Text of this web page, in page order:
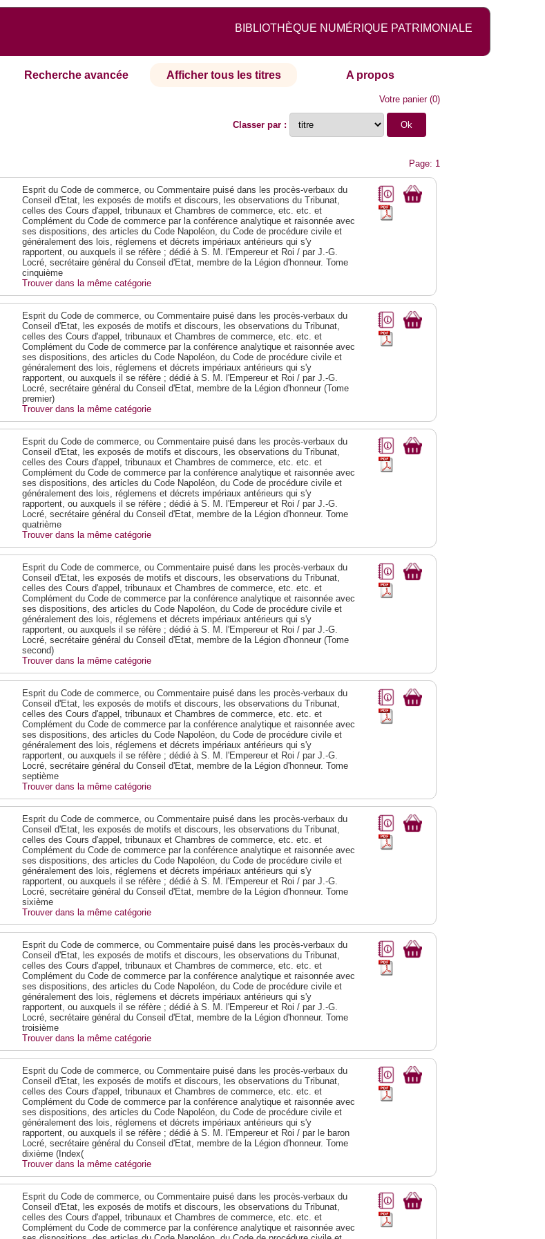
BIBLIOTHÈQUE NUMÉRIQUE PATRIMONIALE
Recherche avancée Afficher tous les titres A propos
Votre panier(0)
Classer par :
Page: 1
Esprit du Code de commerce, ou Commentaire puisé dans les procès-verbaux du
Conseil d'Etat, les exposés de motifs et discours, les observations du Tribunat,
celles des Cours d'appel, tribunaux et Chambres de commerce, etc. etc. et
Complément du Code de commerce par la conférence analytique et raisonnée avec
ses dispositions, des articles du Code Napoléon, du Code de procédure civile et
généralement des lois, réglemens et décrets impériaux antérieurs qui s'y
rapportent, ou auxquels il se réfère ; dédié à S. M. l'Empereur et Roi / par J.-G.
Locré, secrétaire général du Conseil d'Etat, membre de la Légion d'honneur. Tome
cinquième
Trouver dans la même catégorie
Esprit du Code de commerce, ou Commentaire puisé dans les procès-verbaux du
Conseil d'Etat, les exposés de motifs et discours, les observations du Tribunat,
celles des Cours d'appel, tribunaux et Chambres de commerce, etc. etc. et
Complément du Code de commerce par la conférence analytique et raisonnée avec
ses dispositions, des articles du Code Napoléon, du Code de procédure civile et
généralement des lois, réglemens et décrets impériaux antérieurs qui s'y
rapportent, ou auxquels il se réfère ; dédié à S. M. l'Empereur et Roi / par J.-G.
Locré, secrétaire général du Conseil d'Etat, membre de la Légion d'honneur (Tome
premier)
Trouver dans la même catégorie
Esprit du Code de commerce, ou Commentaire puisé dans les procès-verbaux du
Conseil d'Etat, les exposés de motifs et discours, les observations du Tribunat,
celles des Cours d'appel, tribunaux et Chambres de commerce, etc. etc. et
Complément du Code de commerce par la conférence analytique et raisonnée avec
ses dispositions, des articles du Code Napoléon, du Code de procédure civile et
généralement des lois, réglemens et décrets impériaux antérieurs qui s'y
rapportent, ou auxquels il se réfère ; dédié à S. M. l'Empereur et Roi / par J.-G.
Locré, secrétaire général du Conseil d'Etat, membre de la Légion d'honneur. Tome
quatrième
Trouver dans la même catégorie
Esprit du Code de commerce, ou Commentaire puisé dans les procès-verbaux du
Conseil d'Etat, les exposés de motifs et discours, les observations du Tribunat,
celles des Cours d'appel, tribunaux et Chambres de commerce, etc. etc. et
Complément du Code de commerce par la conférence analytique et raisonnée avec
ses dispositions, des articles du Code Napoléon, du Code de procédure civile et
généralement des lois, réglemens et décrets impériaux antérieurs qui s'y
rapportent, ou auxquels il se réfère ; dédié à S. M. l'Empereur et Roi / par J.-G.
Locré, secrétaire général du Conseil d'Etat, membre de la Légion d'honneur (Tome
second)
Trouver dans la même catégorie
Esprit du Code de commerce, ou Commentaire puisé dans les procès-verbaux du
Conseil d'Etat, les exposés de motifs et discours, les observations du Tribunat,
celles des Cours d'appel, tribunaux et Chambres de commerce, etc. etc. et
Complément du Code de commerce par la conférence analytique et raisonnée avec
ses dispositions, des articles du Code Napoléon, du Code de procédure civile et
généralement des lois, réglemens et décrets impériaux antérieurs qui s'y
rapportent, ou auxquels il se réfère ; dédié à S. M. l'Empereur et Roi / par J.-G.
Locré, secrétaire général du Conseil d'Etat, membre de la Légion d'honneur. Tome
septième
Trouver dans la même catégorie
Esprit du Code de commerce, ou Commentaire puisé dans les procès-verbaux du
Conseil d'Etat, les exposés de motifs et discours, les observations du Tribunat,
celles des Cours d'appel, tribunaux et Chambres de commerce, etc. etc. et
Complément du Code de commerce par la conférence analytique et raisonnée avec
ses dispositions, des articles du Code Napoléon, du Code de procédure civile et
généralement des lois, réglemens et décrets impériaux antérieurs qui s'y
rapportent, ou auxquels il se réfère ; dédié à S. M. l'Empereur et Roi / par J.-G.
Locré, secrétaire général du Conseil d'Etat, membre de la Légion d'honneur. Tome
sixième
Trouver dans la même catégorie
Esprit du Code de commerce, ou Commentaire puisé dans les procès-verbaux du
Conseil d'Etat, les exposés de motifs et discours, les observations du Tribunat,
celles des Cours d'appel, tribunaux et Chambres de commerce, etc. etc. et
Complément du Code de commerce par la conférence analytique et raisonnée avec
ses dispositions, des articles du Code Napoléon, du Code de procédure civile et
généralement des lois, réglemens et décrets impériaux antérieurs qui s'y
rapportent, ou auxquels il se réfère ; dédié à S. M. l'Empereur et Roi / par J.-G.
Locré, secrétaire général du Conseil d'Etat, membre de la Légion d'honneur. Tome
troisième
Trouver dans la même catégorie
Esprit du Code de commerce, ou Commentaire puisé dans les procès-verbaux du
Conseil d'Etat, les exposés de motifs et discours, les observations du Tribunat,
celles des Cours d'appel, tribunaux et Chambres de commerce, etc. etc. et
Complément du Code de commerce par la conférence analytique et raisonnée avec
ses dispositions, des articles du Code Napoléon, du Code de procédure civile et
généralement des lois, réglemens et décrets impériaux antérieurs qui s'y
rapportent, ou auxquels il se réfère ; dédié à S. M. l'Empereur et Roi / par le baron
Locré, secrétaire général du Conseil d'Etat, membre de la Légion d'honneur. Tome
dixième (Index(
Trouver dans la même catégorie
Esprit du Code de commerce, ou Commentaire puisé dans les procès-verbaux du
Conseil d'Etat, les exposés de motifs et discours, les observations du Tribunat,
celles des Cours d'appel, tribunaux et Chambres de commerce, etc. etc. et
Complément du Code de commerce par la conférence analytique et raisonnée avec